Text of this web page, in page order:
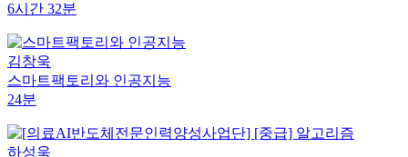
6시간 32분
김창욱
스마트팩토리와 인공지능
24분
하성욱